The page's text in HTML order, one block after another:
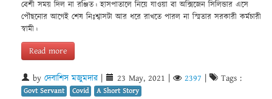
বেশী সময় দিল না রঞ্জিত। হাসপাতালে নিয়ে যাওয়া বা অক্সিজেন সিলিন্ডার এসে
পৌছনোর আগেই শেষ নিঃশ্বাসটা আর ধরে রাখতে পারল না স্মিতার সরকারী কর্মচারী
স্বামী।
Read more
by দেবাশিস মজুমদার| 23 May, 2021 2397 Tags :
Govt Servant Covid A Short Story